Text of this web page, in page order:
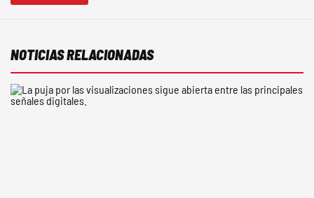
NOTICIAS RELACIONADAS